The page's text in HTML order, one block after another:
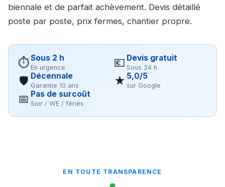
biennale et de parfait achèvement. Devis détaillé
poste par poste, prix fermes, chantier propre.
⏱Sous 2 h
En urgence 💶 Devis gratuit
Sous 24 h
🛡 Décennale
Garantie 10 ans ★ 5,0/5
sur Google
📅 Pas de surcoût
Soir / WE / fériés
EN TOUTE TRANSPARENCE